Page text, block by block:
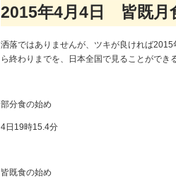
2015年4月4日 皆既月
洒落ではありませんが、ツキが良ければ
ら終わりまでを、日本全国で見ることができ
部分食の始め
4日19時15.4分
皆既食の始め